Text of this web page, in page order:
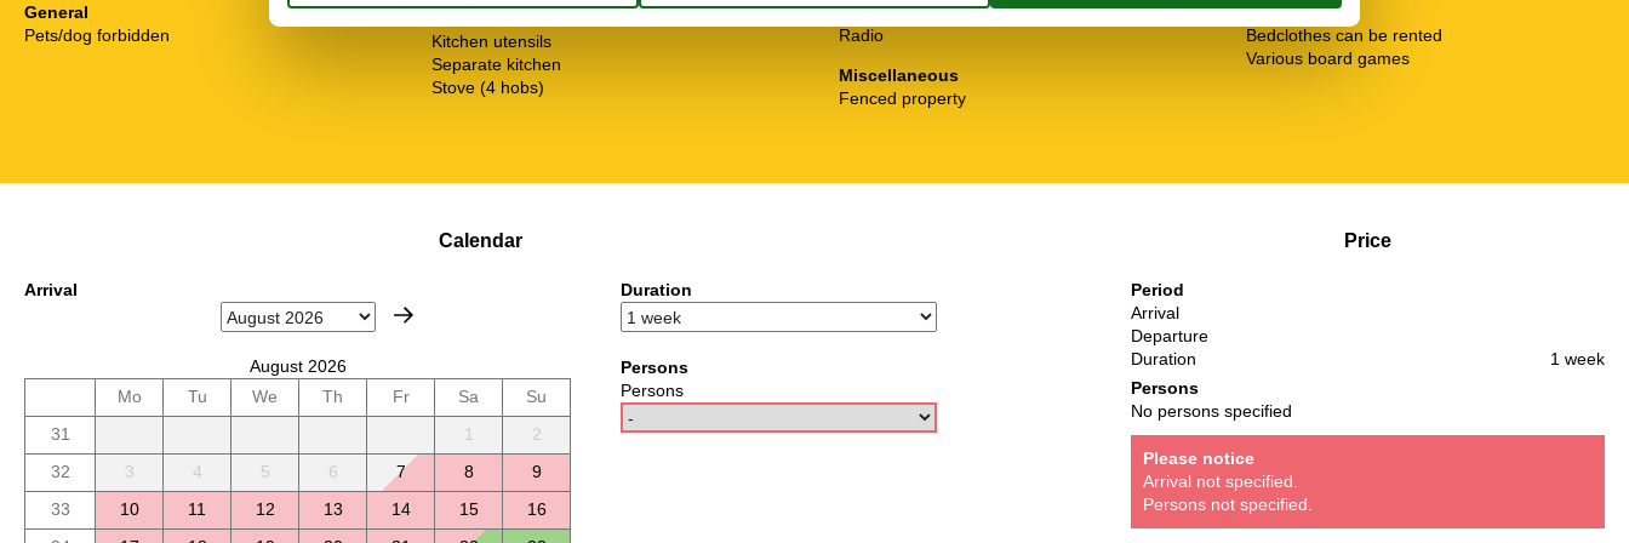
General
Pets/dog forbidden
Kitchen utensils
Separate kitchen
Stove (4 hobs)
Living/sleeping area
Radio
Miscellaneous
Fenced property
Service
Bedclothes can be rented
Various board games
Calendar
Arrival
August 2026
Mo
Tu We Th Fr Sa
Su
31
1
2
32
3 4 5 6 7 8
9
33
10 11 12 13 14 15
16
Duration
Persons
Persons
Price
Period
Arrival
Departure
Duration
1 week
Persons
No persons specified
Please notice
Arrival not specified.
Persons not specified.